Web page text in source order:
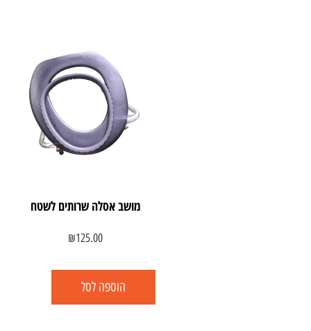
מושב אסלה שרותים לשטח
₪125.00
הוספה לסל